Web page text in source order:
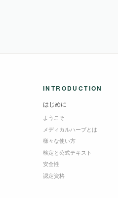
INTRODUCTION
はじめに
ようこそ
メディカルハーブとは
様々な使い方
検定と公式テキスト
安全性
認定資格